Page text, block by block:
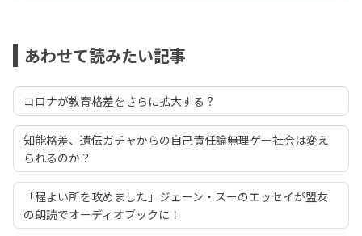
あわせて読みたい記事
コロナが教育格差をさらに拡大する？
知能格差、遺伝ガチャからの自己責任論――無理ゲー社会は変え
られるのか？
「程よい所を攻めました」ジェーン・スーのエッセイが盟友
の朗読でオーディオブックに！